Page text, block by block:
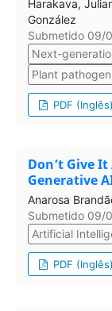
Harakava,
González
Submetido 09/
Next-
Plant
PDF (Inglês)
Don’t Give
Generative
Anarosa
Submetido 09/
Artificial
PDF (Inglês)